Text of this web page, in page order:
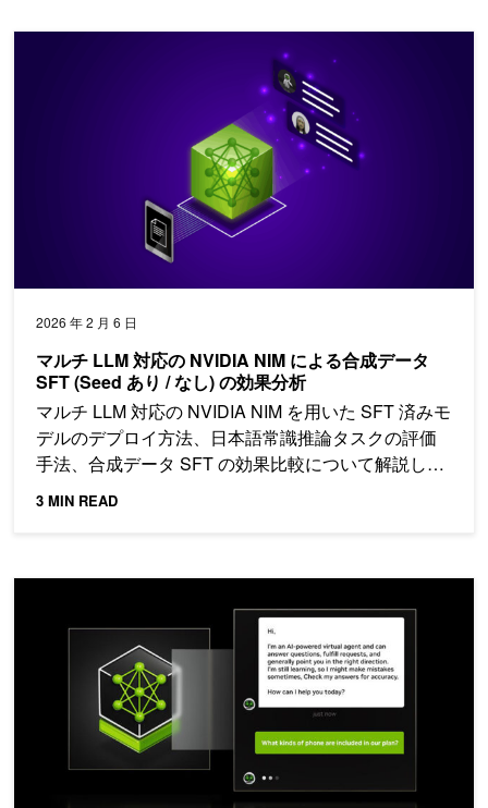
2026 年 2 月 6 日
マルチ LLM 対応の NVIDIA NIM による合成データ
SFT (Seed あり / なし) の効果分析
マルチ LLM 対応の NVIDIA NIM を用いた SFT 済みモ
デルのデプロイ方法、日本語常識推論タスクの評価
手法、合成データ SFT の効果比較について解説しま
す。
3 MIN READ